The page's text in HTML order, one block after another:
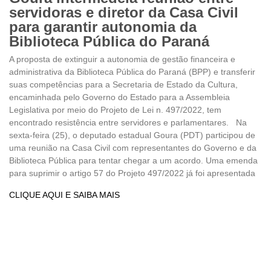
servidoras e diretor da Casa Civil
para garantir autonomia da
Biblioteca Pública do Paraná
A proposta de extinguir a autonomia de gestão financeira e
administrativa da Biblioteca Pública do Paraná (BPP) e transferir
suas competências para a Secretaria de Estado da Cultura,
encaminhada pelo Governo do Estado para a Assembleia
Legislativa por meio do Projeto de Lei n. 497/2022, tem
encontrado resistência entre servidores e parlamentares. Na
sexta-feira (25), o deputado estadual Goura (PDT) participou de
uma reunião na Casa Civil com representantes do Governo e da
Biblioteca Pública para tentar chegar a um acordo. Uma emenda
para suprimir o artigo 57 do Projeto 497/2022 já foi apresentada
CLIQUE AQUI E SAIBA MAIS